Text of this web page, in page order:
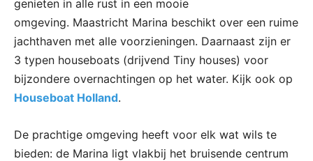
genieten in alle rust in een mooie
omgeving. Maastricht Marina beschikt over een ruime
jachthaven met alle voorzieningen. Daarnaast zijn er
3 typen houseboats (drijvend Tiny houses) voor
bijzondere overnachtingen op het water. Kijk ook op
Houseboat Holland.
De prachtige omgeving heeft voor elk wat wils te
bieden: de Marina ligt vlakbij het bruisende centrum